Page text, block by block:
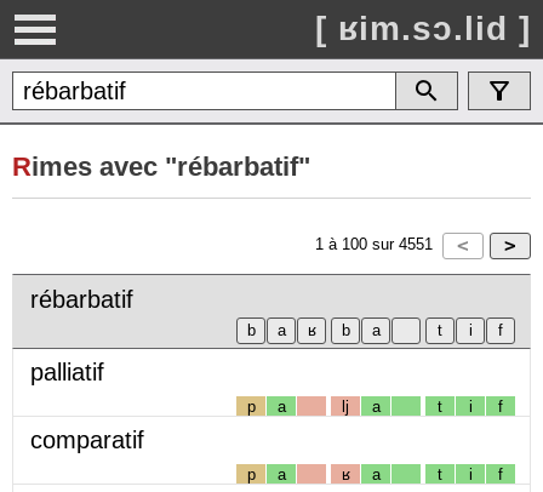
[ ʁim.sɔ.lid ]
Rimes avec "rébarbatif"
1 à 100 sur 4551
rébarbatif
palliatif
p a lj a t i f
comparatif
p a ʁ a t i f